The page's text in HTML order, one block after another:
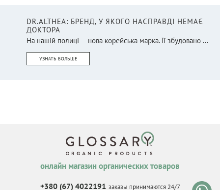
DR.ALTHEA: БРЕНД, У ЯКОГО НАСПРАВДІ НЕМАЄ
ДОКТОРА
На нашій полиці — нова корейська марка. Її збудовано ...
УЗНАТЬ БОЛЬШЕ
онлайн магазин органических товаров
+380 (67) 4022191 заказы принимаются 24/7